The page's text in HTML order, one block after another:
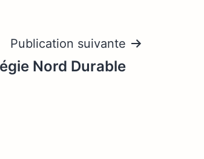
Publication suivante
Nord Durable